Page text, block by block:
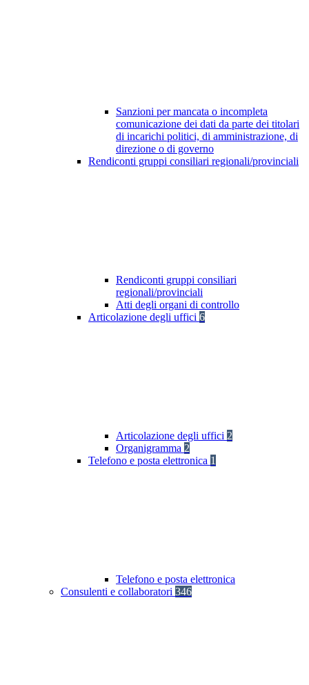
Sanzioni per mancata o incompleta
comunicazione dei dati da parte dei titolari
di incarichi politici, di amministrazione, di
direzione o di governo
Rendiconti gruppi consiliari regionali/provinciali
Rendiconti gruppi consiliari
regionali/provinciali
Atti degli organi di controllo
Articolazione degli uffici 6
Articolazione degli uffici 2
Organigramma 2
Telefono e posta elettronica 1
Telefono e posta elettronica
Consulenti e collaboratori 346